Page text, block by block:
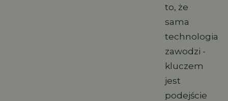
to, że
sama
technologia
zawodzi -
kluczem
jest
podejście